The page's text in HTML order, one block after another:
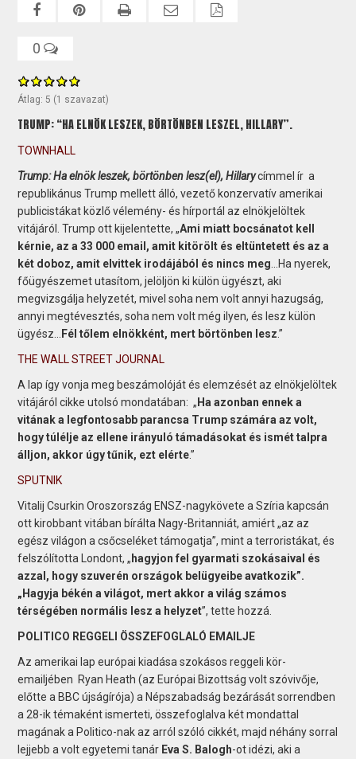
0
Átlag: 5 (1 szavazat)
TRUMP: “HA ELNÖK LESZEK, BÖRTÖNBEN LESZEL, HILLARY”.
TOWNHALL
Trump: Ha elnök leszek, börtönben lesz(el), Hillarycímmel ír a
republikánus Trump mellett álló, vezető konzervatív amerikai
publicistákat közlő vélemény- és hírportál az elnökjelöltek
vitájáról. Trump ott kijelentette, „Ami miatt bocsánatot kell
kérnie, az a 33 000 email, amit kitörölt és eltüntetett és az a
két doboz, amit elvittek irodájából és nincs meg …Ha nyerek,
főügyészemet utasítom, jelöljön ki külön ügyészt, aki
megvizsgálja helyzetét, mivel soha nem volt annyi hazugság,
annyi megtévesztés, soha nem volt még ilyen, és lesz külön
ügyész…
Fél tőlem elnökként, mert börtönben lesz.”
THE WALL STREET JOURNAL
A lap így vonja meg beszámolóját és elemzését az elnökjelöltek
vitájáról cikke utolsó mondatában: „ Ha azonban ennek a
vitának a legfontosabb parancsa Trump számára az volt,
hogy túlélje az ellene irányuló támadásokat és ismét talpra
álljon, akkor úgy tűnik, ezt elérte.”
SPUTNIK
Vitalij Csurkin Oroszország ENSZ-nagykövete a Szíria kapcsán
ott kirobbant vitában bírálta Nagy-Britanniát, amiért „az az
egész világon a csőcseléket támogatja”, mint a terroristákat, és
felszólította Londont, „ hagyjon fel gyarmati szokásaival és
azzal, hogy szuverén országok belügyeibe avatkozik”.
„Hagyja békén a világot, mert akkor a világ számos
térségében normális lesz a helyzet”, tette hozzá.
POLITICO REGGELI ÖSSZEFOGLALÓ EMAILJE
Az amerikai lap európai kiadása szokásos reggeli kör-
emailjében Ryan Heath (az Európai Bizottság volt szóvivője,
előtte a BBC újságírója) a Népszabadság bezárását sorrendben
a 28-ik témaként ismerteti, összefoglalva két mondattal
magának a Politico-nak az arról szóló cikkét, majd néhány sorral
lejjebb a volt egyetemi tanár Eva S. Balogh-ot idézi, aki a